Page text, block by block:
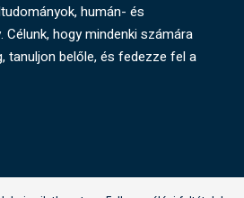
humán- és
hogy mindenki számára
tanuljon belőle, és fedezze fel a